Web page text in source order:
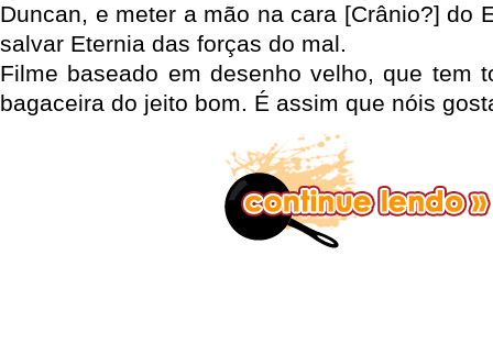
Duncan, e meter a mão na cara [Crânio?] do
salvar Eternia das forças do mal.
Filme baseado em desenho velho, que tem
bagaceira do jeito bom. É assim que nóis